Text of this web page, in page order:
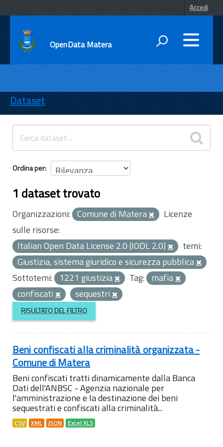
Accedi
OpenData Matera
ENTI
TEMI
INFORMAZIONI
Dataset
Ordina per
1 dataset trovato
Organizzazioni: Comune di Matera
Licenze
sulle risorse:
Italian Open Data License 2.0 (IODL 2.0)
temi:
Giustizia, sistema giuridico e sicurezza pubblica
Sottotemi:
1221 giustizia Tag: mafia
confiscati
sequestri
RISULTATO DEL FILTRO
Beni confiscati alla criminalità organizzata -
Comune di Matera
Beni confiscati tratti dinamicamente dalla Banca
Dati dell'ANBSC - Agenzia nazionale per
l'amministrazione e la destinazione dei beni
sequestrati e confiscati alla criminalità...
CSV XML JSON Excel XLS